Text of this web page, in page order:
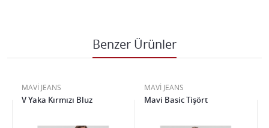
Benzer Ürünler
MAVİ JEANS
V Yaka Kırmızı Bluz
MAVİ JEANS
Mavi Basic Tişört